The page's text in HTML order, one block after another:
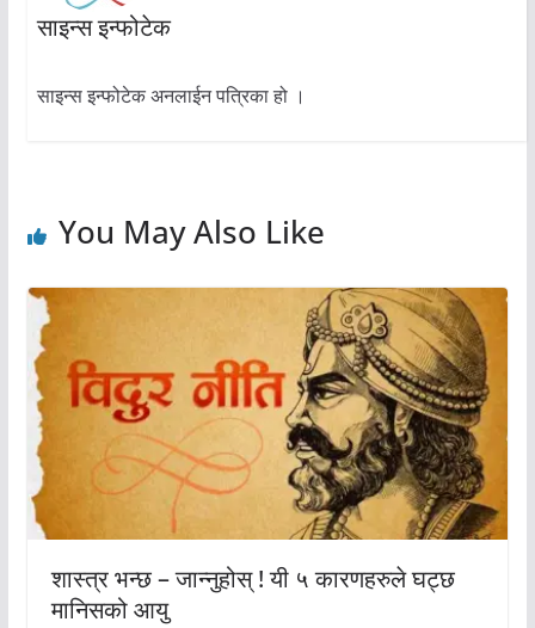
साइन्स इन्फोटेक
साइन्स इन्फोटेक अनलाईन पत्रिका हो ।
You May Also Like
शास्त्र भन्छ – जान्नुहोस् ! यी ५ कारणहरुले घट्छ
मानिसको आयु